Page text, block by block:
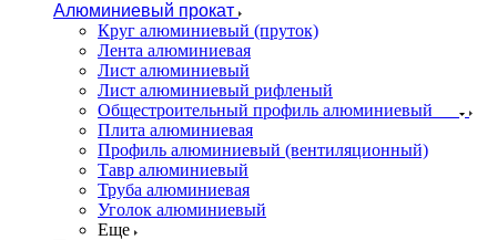
Алюминиевый прокат
Круг алюминиевый (пруток)
Лента алюминиевая
Лист алюминиевый
Лист алюминиевый рифленый
Общестроительный профиль алюминиевый
Плита алюминиевая
Профиль алюминиевый (вентиляционный)
Тавр алюминиевый
Труба алюминиевая
Уголок алюминиевый
Еще